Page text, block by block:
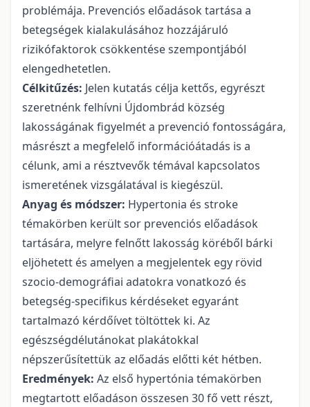
problémája. Prevenciós előadások tartása a
betegségek kialakulásához hozzájáruló
rizikófaktorok csökkentése szempontjából
elengedhetetlen.
Célkitűzés: Jelen kutatás célja kettős, egyrészt
szeretnénk felhívni Újdombrád község
lakosságának figyelmét a prevenció fontosságára,
másrészt a megfelelő információátadás is a
célunk, ami a résztvevők témával kapcsolatos
ismeretének vizsgálatával is kiegészül.
Anyag és módszer: Hypertonia és stroke
témakörben került sor prevenciós előadások
tartására, melyre felnőtt lakosság köréből bárki
eljöhetett és amelyen a megjelentek egy rövid
szocio-demográfiai adatokra vonatkozó és
betegség-specifikus kérdéseket egyaránt
tartalmazó kérdőívet töltöttek ki. Az
egészségdélutánokat plakátokkal
népszerűsítettük az előadás előtti két hétben.
Eredmények: Az első hypertónia témakörben
megtartott előadáson összesen 30 fő vett részt,